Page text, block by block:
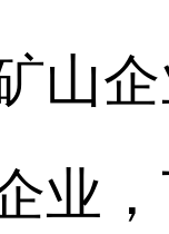
山
业